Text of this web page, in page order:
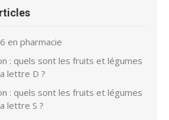
en pharmacie
: quels sont les fruits et légumes
lettre D ?
: quels sont les fruits et légumes
lettre S ?